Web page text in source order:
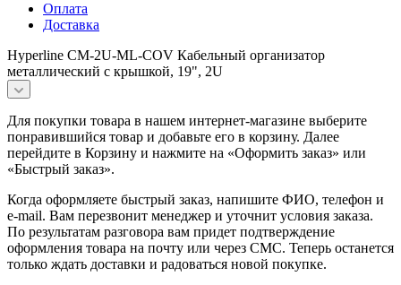
Оплата
Доставка
Hyperline CM-2U-ML-COV Кабельный организатор
металлический с крышкой, 19", 2U
Для покупки товара в нашем интернет-магазине выберите
понравившийся товар и добавьте его в корзину. Далее
перейдите в Корзину и нажмите на «Оформить заказ» или
«Быстрый заказ».
Когда оформляете быстрый заказ, напишите ФИО, телефон и
e-mail. Вам перезвонит менеджер и уточнит условия заказа.
По результатам разговора вам придет подтверждение
оформления товара на почту или через СМС. Теперь останется
только ждать доставки и радоваться новой покупке.